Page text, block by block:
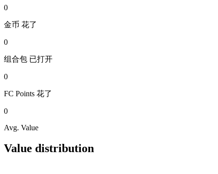
0
金币 花了
0
组合包 已打开
0
FC Points 花了
0
Avg. Value
Value distribution